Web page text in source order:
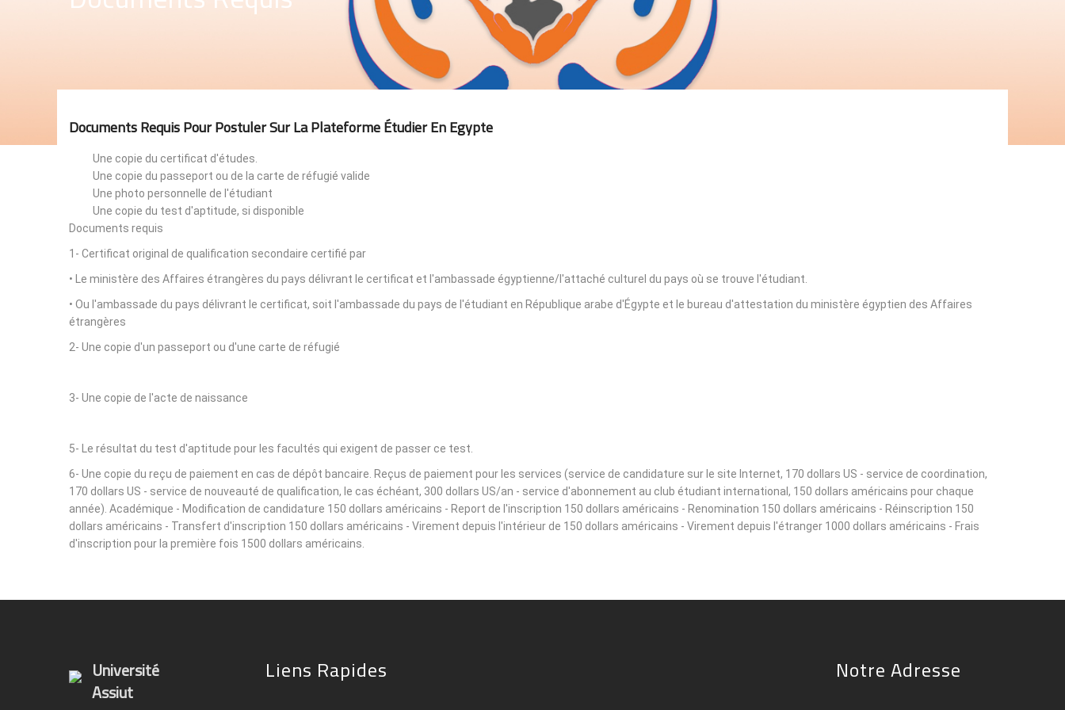
Documents Requis Pour Postuler Sur La Plateforme Étudier En Egypte
Une copie du certificat d'études.
Une copie du passeport ou de la carte de réfugié valide
Une photo personnelle de l'étudiant
Une copie du test d'aptitude, si disponible
Documents requis
1- Certificat original de qualification secondaire certifié par
• Le ministère des Affaires étrangères du pays délivrant le certificat et l'ambassade égyptienne/l'attaché culturel du pays où se trouve l'étudiant.
• Ou l'ambassade du pays délivrant le certificat, soit l'ambassade du pays de l'étudiant en République arabe d'Égypte et le bureau d'attestation du ministère égyptien des Affaires
étrangères
2- Une copie d'un passeport ou d'une carte de réfugié
3- Une copie de l'acte de naissance
5- Le résultat du test d'aptitude pour les facultés qui exigent de passer ce test.
6- Une copie du reçu de paiement en cas de dépôt bancaire. Reçus de paiement pour les services (service de candidature sur le site Internet, 170 dollars US - service de coordination,
170 dollars US - service de nouveauté de qualification, le cas échéant, 300 dollars US/an - service d'abonnement au club étudiant international, 150 dollars américains pour chaque
année). Académique - Modification de candidature 150 dollars américains - Report de l'inscription 150 dollars américains - Renomination 150 dollars américains - Réinscription 150
dollars américains - Transfert d'inscription 150 dollars américains - Virement depuis l'intérieur de 150 dollars américains - Virement depuis l'étranger 1000 dollars américains - Frais
d'inscription pour la première fois 1500 dollars américains.
Université
Assiut
Liens Rapides Notre Adresse